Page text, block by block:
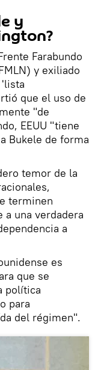
y
Farabundo
y exiliado
que el uso de
"de
EEUU "tiene
Bukele de forma
temor de la
terminen
a una verdadera
a
es
que se
política
para
del régimen".